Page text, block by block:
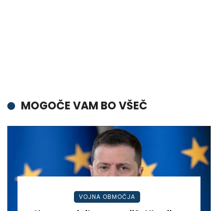
MOGOČE VAM BO VŠEČ
VOJNA OBMOČJA